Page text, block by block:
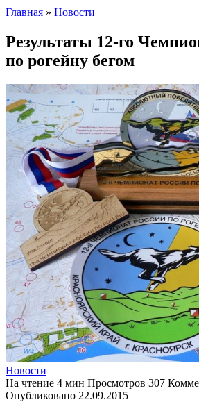
Главная » Новости
Результаты 12-го
по рогейну бегом
Новости
На чтение 4 мин Просмотров 307
Опубликовано 22.09.2015